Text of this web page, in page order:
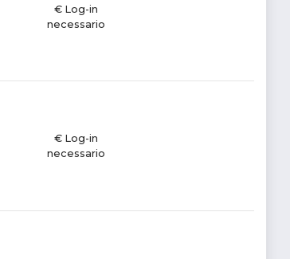
€ Log-in
necessario
€ Log-in
necessario